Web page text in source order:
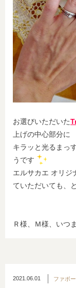
お選びいただいた
上げの中心部分に
キラッと光るまっ
うです
エルサカエ オリジ
ていただいても、
Ｒ様、Ｍ様、いつ
2021.06.01 ファボ